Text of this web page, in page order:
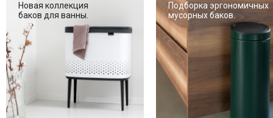
Новая коллекция
баков для ванны.
Подборка эргономичных
мусорных баков.